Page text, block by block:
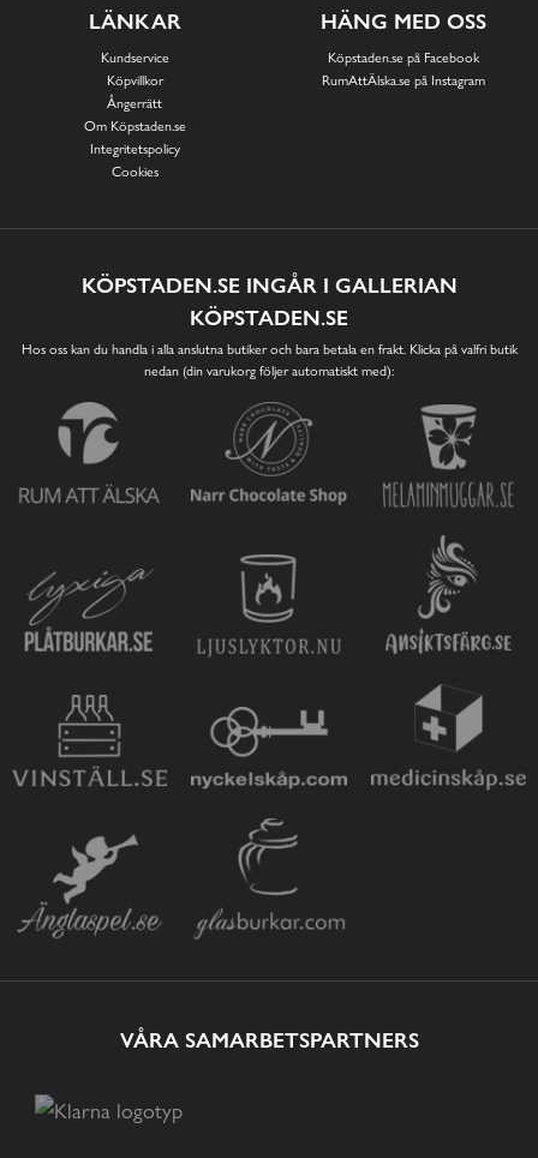
LÄNKAR
Kundservice
Köpvillkor
Ångerrätt
Om Köpstaden.se
Integritetspolicy
Cookies
HÄNG MED OSS
Köpstaden.se på Facebook
RumAttÄlska.se på Instagram
KÖPSTADEN.SE INGÅR I GALLERIAN
KÖPSTADEN.SE
Hos oss kan du handla i alla anslutna butiker och bara betala en frakt. Klicka på valfri butik
nedan (din varukorg följer automatiskt med):
VÅRA SAMARBETSPARTNERS